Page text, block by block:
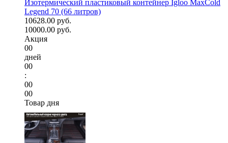
Изотермический пластиковый контейнер Igloo MaxCold
Legend 70 (66 литров)
10628.00 руб.
10000.00 руб.
Акция
00
дней
00
:
00
00
Товар дня